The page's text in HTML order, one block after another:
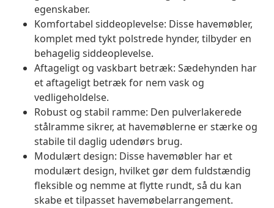
egenskaber.
Komfortabel siddeoplevelse: Disse havemøbler,
komplet med tykt polstrede hynder, tilbyder en
behagelig siddeoplevelse.
Aftageligt og vaskbart betræk: Sædehynden har
et aftageligt betræk for nem vask og
vedligeholdelse.
Robust og stabil ramme: Den pulverlakerede
stålramme sikrer, at havemøblerne er stærke og
stabile til daglig udendørs brug.
Modulært design: Disse havemøbler har et
modulært design, hvilket gør dem fuldstændig
fleksible og nemme at flytte rundt, så du kan
skabe et tilpasset havemøbelarrangement.